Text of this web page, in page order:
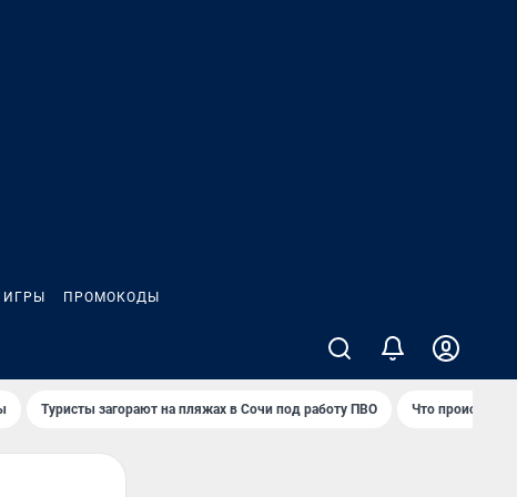
ИГРЫ ПРОМОКОДЫ
Туристы загорают на пляжах в Сочи под работу ПВО Что происходит